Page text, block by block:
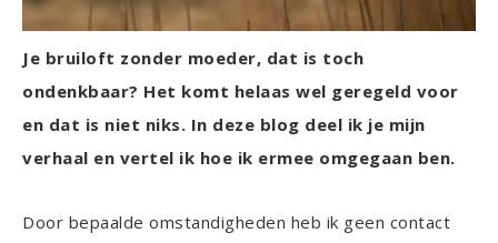
Je bruiloft zonder moeder, dat is toch
ondenkbaar? Het komt helaas wel geregeld voor
en dat is niet niks. In deze blog deel ik je mijn
verhaal en vertel ik hoe ik ermee omgegaan ben.
Door bepaalde omstandigheden heb ik geen contact